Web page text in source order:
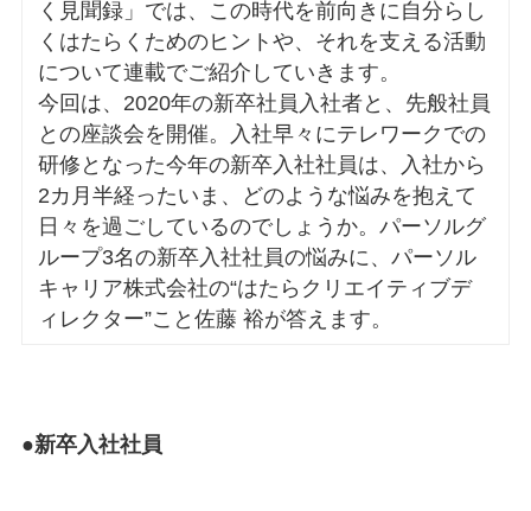
く見聞録」では、この時代を前向きに自分らし
くはたらくためのヒントや、それを支える活動
について連載でご紹介していきます。
今回は、2020年の新卒社員入社者と、先般社員
との座談会を開催。入社早々にテレワークでの
研修となった今年の新卒入社社員は、入社から
2カ月半経ったいま、どのような悩みを抱えて
日々を過ごしているのでしょうか。パーソルグ
ループ3名の新卒入社社員の悩みに、パーソル
キャリア株式会社の“はたらクリエイティブデ
ィレクター”こと佐藤 裕が答えます。
●新卒入社社員